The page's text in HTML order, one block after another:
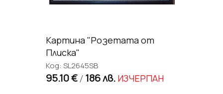
Картина "Розетата от
Плиска"
Код: SL2645SB
95.10 €/ 186 лв. ИЗЧЕРПАН